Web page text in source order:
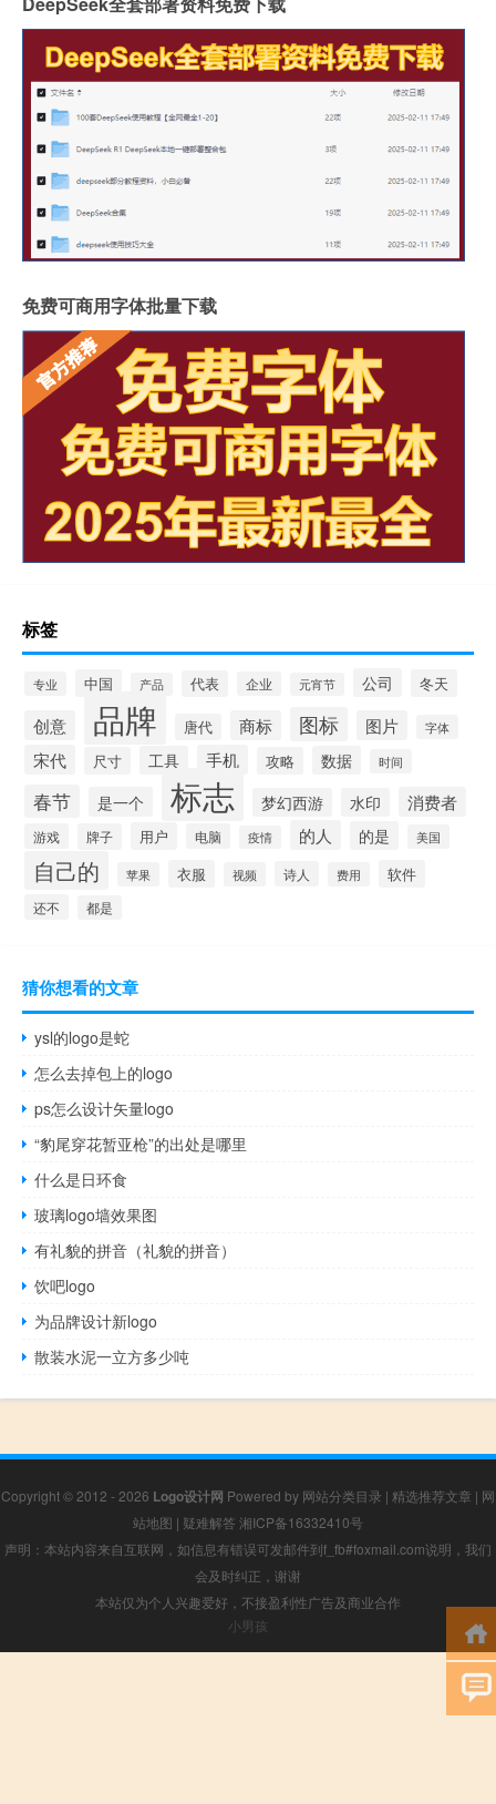
免费可商用字体批量下载
标签
专业 中国 产品 代表 企业 元宵节 公司 冬天
创意 品牌 唐代 商标 图标 图片 字体
宋代 尺寸 工具 手机 攻略 数据 时间
春节 是一个 标志 梦幻西游 水印 消费者
游戏 牌子 用户 电脑 疫情 的人 的是 美国
自己的 苹果 衣服 视频 诗人 费用 软件
还不 都是
猜你想看的文章
ysl的logo是蛇
怎么去掉包上的logo
ps怎么设计矢量logo
“豹尾穿花暂亚枪”的出处是哪里
什么是日环食
玻璃logo墙效果图
有礼貌的拼音（礼貌的拼音）
饮吧logo
为品牌设计新logo
散装水泥一立方多少吨
Copyright © 2012 - 2026 Logo设计网 Powered by 网站分类目录 | 精选推荐文章 | 网
站地图 | 疑难解答 湘ICP备16332410号
声明：本站内容来自互联网，如信息有错误可发邮件到f_fb#foxmail.com说明，我们
会及时纠正，谢谢
本站仅为个人兴趣爱好，不接盈利性广告及商业合作
小男孩